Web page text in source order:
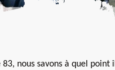
nous savons à quel point